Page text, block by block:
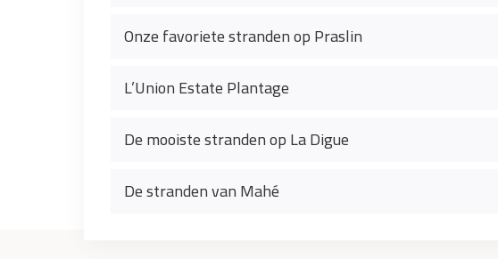
Onze favoriete stranden op Praslin
L’Union Estate Plantage
De mooiste stranden op La Digue
De stranden van Mahé